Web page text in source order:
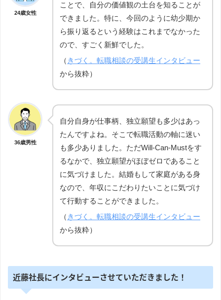
24歳女性
ことで、自分の価値観の土台を知ることが
できました。特に、今回のように幼少期か
ら振り返るという経験はこれまでなかった
ので、すごく新鮮でした。
（ きづく。転職相談の受講生インタビュー
から抜粋）
36歳男性
自分自身が仕事柄、独立願望も多少はあっ
たんですよね。そこで転職活動の軸に迷い
も多少ありました。ただWill-Can-Mustをす
るなかで、独立願望がほぼゼロであること
に気づけました。結婚もして家庭がある身
なので、年収にこだわりたいことに気づけ
て行動することができました。
（ きづく。転職相談の受講生インタビュー
から抜粋）
近藤社長にインタビューさせていただきました！